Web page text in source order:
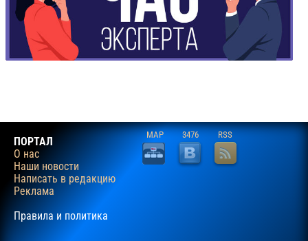
ПОРТАЛ
О нас
Наши новости
Написать в редакцию
Реклама
Правила и политика
MAP 3476 RSS